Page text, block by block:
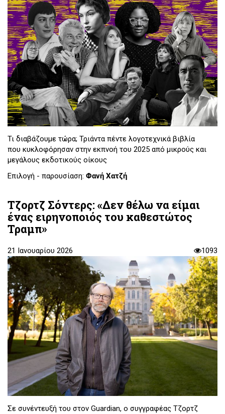
Τι διαβάζουμε τώρα; Τριάντα πέντε λογοτεχνικά βιβλία
που κυκλοφόρησαν στην εκπνοή του 2025 από μικρούς και
μεγάλους εκδοτικούς οίκους
Επιλογή - παρουσίαση: Φανή Χατζή
Τζορτζ Σόντερς: «Δεν θέλω να είμαι
ένας ειρηνοποιός του καθεστώτος
Τραμπ»
21 Ιανουαρίου 2026 1093
Σε συνέντευξή του στον Guardian, ο συγγραφέας Τζορτζ